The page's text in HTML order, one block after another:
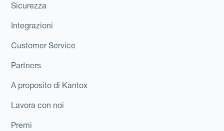
Sicurezza
Integrazioni
Customer Service
Partners
A proposito di Kantox
Lavora con noi
Premi